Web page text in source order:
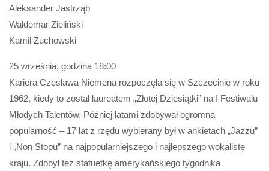
Aleksander Jastrząb
Waldemar Zieliński
Kamil Żuchowski
25 września, godzina 18:00
Kariera Czesława Niemena rozpoczęła się w Szczecinie w roku
1962, kiedy to został laureatem „Złotej Dziesiątki” na I Festiwalu
Młodych Talentów. Później latami zdobywał ogromną
popularność – 17 lat z rzędu wybierany był w ankietach „Jazzu”
i „Non Stopu” na najpopularniejszego i najlepszego wokalistę
kraju. Zdobył też statuetkę amerykańskiego tygodnika